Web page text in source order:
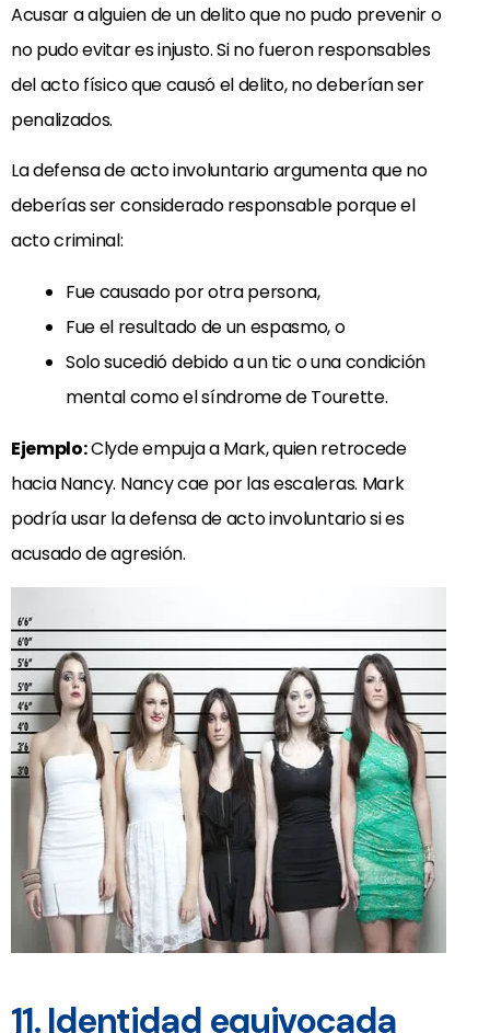
Acusar a alguien de un delito que no pudo prevenir o
no pudo evitar es injusto. Si no fueron responsables
del acto físico que causó el delito, no deberían ser
penalizados.
La defensa de acto involuntario argumenta que no
deberías ser considerado responsable porque el
acto criminal:
Fue causado por otra persona,
Fue el resultado de un espasmo, o
Solo sucedió debido a un tic o una condición
mental como el síndrome de Tourette.
Ejemplo:Clyde empuja a Mark, quien retrocede
hacia Nancy. Nancy cae por las escaleras. Mark
podría usar la defensa de acto involuntario si es
acusado de agresión.
11. Identidad equivocada